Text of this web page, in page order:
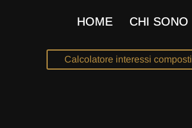
HOME CHI SONO
Calcolatore interessi composti